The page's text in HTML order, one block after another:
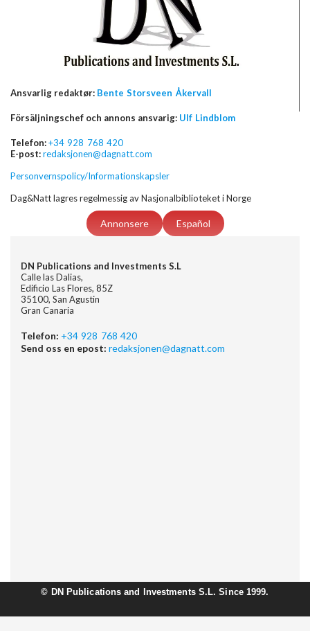
Ansvarlig redaktør: Bente Storsveen Åkervall
Försäljningschef och annons ansvarig: Ulf Lindblom
Telefon:+34 928 768 420
E-post:redaksjonen@dagnatt.com
Personvernspolicy/Informationskapsler
Dag&Natt lagres regelmessig av Nasjonalbiblioteket i Norge
Annonsere Español
DN Publications and Investments S.L
Calle las Dalias,
Edificio Las Flores, 85Z
35100, San Agustin
Gran Canaria
Telefon: +34 928 768 420
Send oss en epost: redaksjonen@dagnatt.com
© DN Publications and Investments S.L. Since 1999.